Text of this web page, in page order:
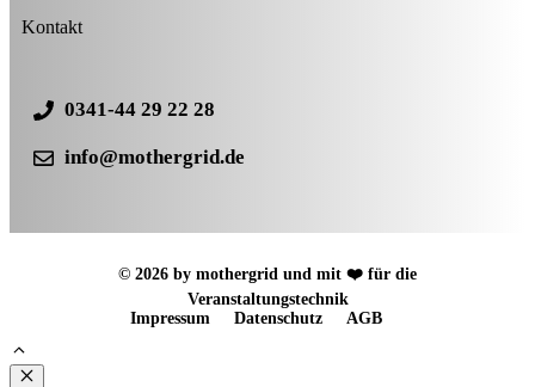
Kontakt
0341-44 29 22 28
info@mothergrid.de
© 2026 by mothergrid und mit ❤️ für die
Veranstaltungstechnik
Impressum
Datenschutz AGB